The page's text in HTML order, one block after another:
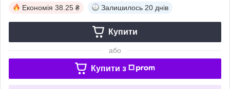
Економія 38.25 ₴ Залишилось 20 днів
Купити
або
Купити з